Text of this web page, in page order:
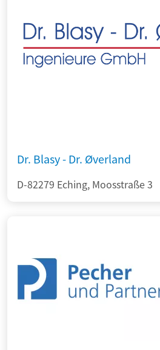
Dr. Blasy - Dr. Øverland
D-82279 Eching, Moosstraße 3